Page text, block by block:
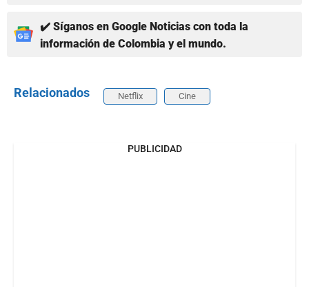
✔️ Síganos en Google Noticias con toda la
información de Colombia y el mundo.
Relacionados Netflix Cine
PUBLICIDAD